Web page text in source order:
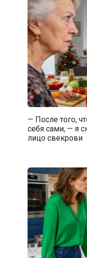
— После того,
себя сами, — я
лицо свекрови